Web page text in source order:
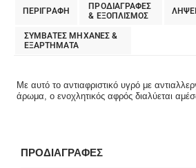
ΠΕΡΙΓΡΑΦΗ
ΠΡΟΔΙΑΓΡΑΦΕΣ
& EΞΟΠΛΙΣΜΟΣ
ΣΥΜΒΑΤΕΣ ΜΗΧΑΝΕΣ &
ΕΞΑΡΤΗΜΑΤΑ
Με αυτό το αντιαφριστικό υγρό με
άρωμα, ο ενοχλητικός αφρός διαλύεται
ΠΡΟΔΙΑΓΡΑΦΕΣ